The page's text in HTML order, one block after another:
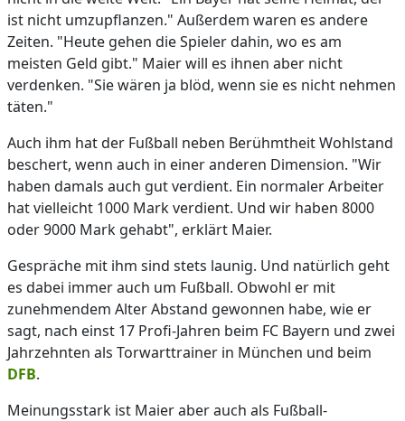
ist nicht umzupflanzen." Außerdem waren es andere
Zeiten. "Heute gehen die Spieler dahin, wo es am
meisten Geld gibt." Maier will es ihnen aber nicht
verdenken. "Sie wären ja blöd, wenn sie es nicht nehmen
täten."
Auch ihm hat der Fußball neben Berühmtheit Wohlstand
beschert, wenn auch in einer anderen Dimension. "Wir
haben damals auch gut verdient. Ein normaler Arbeiter
hat vielleicht 1000 Mark verdient. Und wir haben 8000
oder 9000 Mark gehabt", erklärt Maier.
Gespräche mit ihm sind stets launig. Und natürlich geht
es dabei immer auch um Fußball. Obwohl er mit
zunehmendem Alter Abstand gewonnen habe, wie er
sagt, nach einst 17 Profi-Jahren beim FC Bayern und zwei
Jahrzehnten als Torwarttrainer in München und beim
DFB.
Meinungsstark ist Maier aber auch als Fußball-